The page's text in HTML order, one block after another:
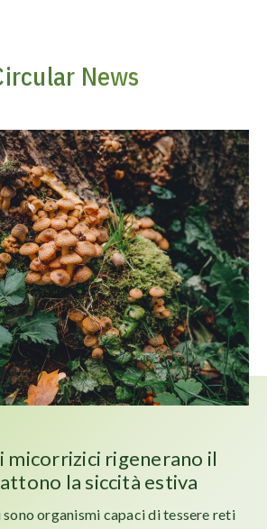
News
micorrizici rigenerano il
la siccità estiva
organismi capaci di tessere reti